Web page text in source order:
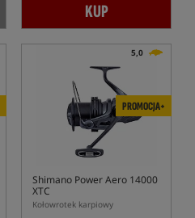
KUP
5,0
PROMOCJA+
Shimano Power Aero 14000
XTC
Kołowrotek karpiowy